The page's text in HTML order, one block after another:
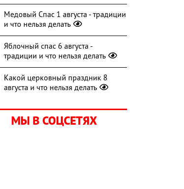
Медовый Спас 1 августа - традиции
и что нельзя делать
Яблочный спас 6 августа -
традиции и что нельзя делать
Какой церковный праздник 8
августа и что нельзя делать
МЫ В СОЦСЕТЯХ